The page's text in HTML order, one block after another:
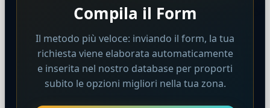
Compila il Form
Il metodo più veloce: inviando il form, la tua
richiesta viene elaborata automaticamente
e inserita nel nostro database per proporti
subito le opzioni migliori nella tua zona.